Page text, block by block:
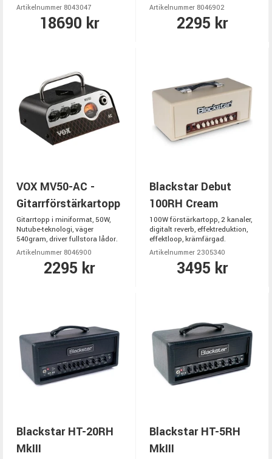
Artikelnummer 8043047
18690 kr
Artikelnummer 8046902
2295 kr
VOX MV50-AC -
Gitarrförstärkartopp
Gitarrtopp i miniformat, 50W,
Nutube-teknologi, väger
540gram, driver fullstora lådor.
Artikelnummer 8046900
2295 kr
Blackstar Debut
100RH Cream
100W förstärkartopp, 2 kanaler,
digitalt reverb, effektreduktion,
effektloop, krämfärgad.
Artikelnummer 2305340
3495 kr
Blackstar HT-20RH
MkIII
Blackstar HT-5RH
MkIII